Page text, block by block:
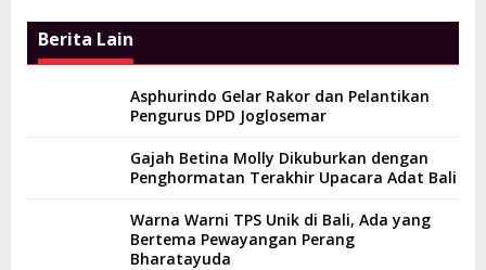
Berita Lain
Asphurindo Gelar Rakor dan Pelantikan
Pengurus DPD Joglosemar
Gajah Betina Molly Dikuburkan dengan
Penghormatan Terakhir Upacara Adat Bali
Warna Warni TPS Unik di Bali, Ada yang
Bertema Pewayangan Perang
Bharatayuda